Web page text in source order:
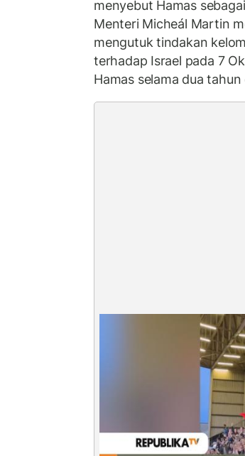
menyebut Hamas
Menteri Micheál Martin
mengutuk tindakan
terhadap Israel pada 7
Hamas selama dua tahun